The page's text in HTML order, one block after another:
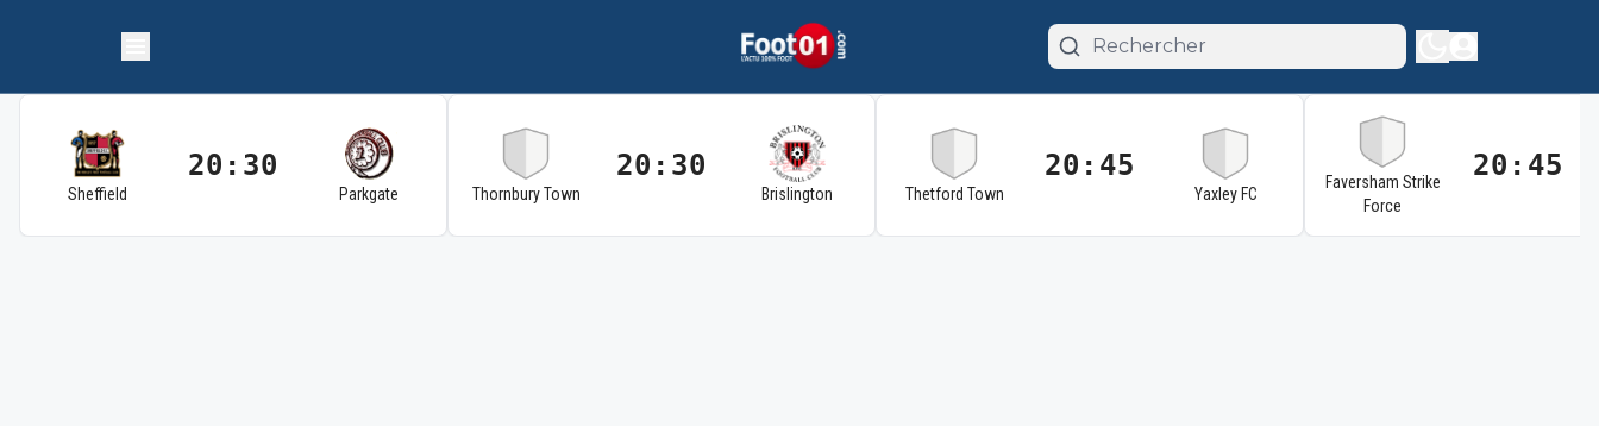
Sheffield
20:30
Parkgate Thornbury Town
20:30
Brislington Thetford Town
20:45
Yaxley FC
Faversham Strike
Force
20:45